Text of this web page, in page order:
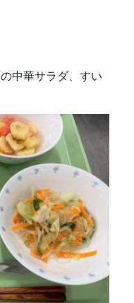
中華サラダ、すい